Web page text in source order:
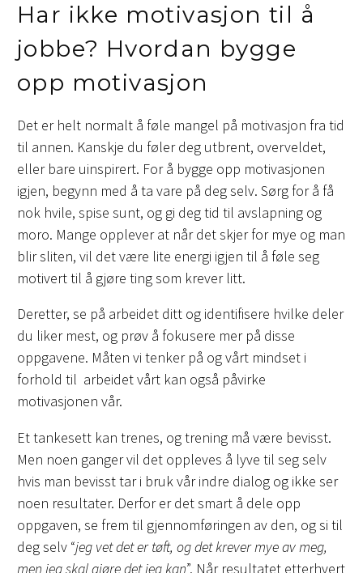
Har ikke motivasjon til å
jobbe? Hvordan bygge
opp motivasjon
Det er helt normalt å føle mangel på motivasjon fra tid
til annen. Kanskje du føler deg utbrent, overveldet,
eller bare uinspirert. For å bygge opp motivasjonen
igjen, begynn med å ta vare på deg selv. Sørg for å få
nok hvile, spise sunt, og gi deg tid til avslapning og
moro. Mange opplever at når det skjer for mye og man
blir sliten, vil det være lite energi igjen til å føle seg
motivert til å gjøre ting som krever litt.
Deretter, se på arbeidet ditt og identifisere hvilke deler
du liker mest, og prøv å fokusere mer på disse
oppgavene. Måten vi tenker på og vårt mindset i
forhold til arbeidet vårt kan også påvirke
motivasjonen vår.
Et tankesett kan trenes, og trening må være bevisst.
Men noen ganger vil det oppleves å lyve til seg selv
hvis man bevisst tar i bruk vår indre dialog og ikke ser
noen resultater. Derfor er det smart å dele opp
oppgaven, se frem til gjennomføringen av den, og si til
deg selv “jeg vet det er tøft, og det krever mye av meg,
men jeg skal gjøre det jeg kan”. Når resultatet etterhvert